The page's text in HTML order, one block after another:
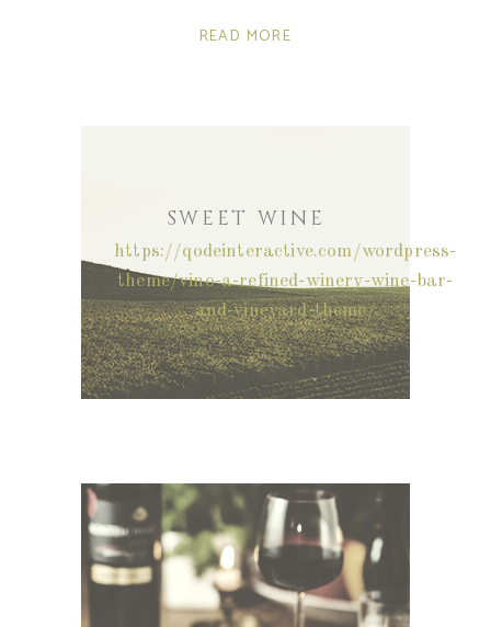
READ MORE
SWEET WINE
https://qodeinteractive.com/wordpress-
theme/vino-a-refined-winery-wine-bar-
and-vineyard-theme/